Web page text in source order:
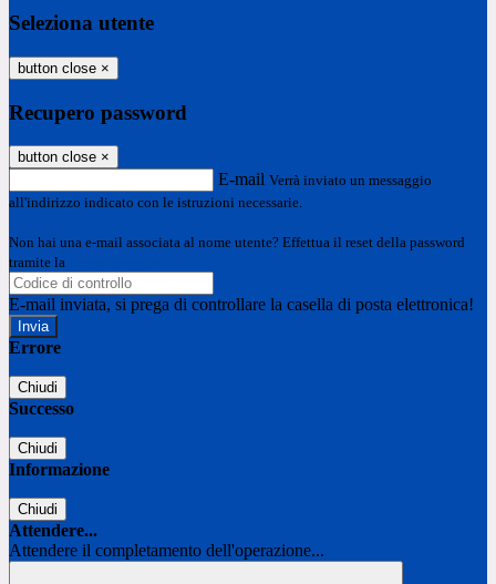
Seleziona utente
button close ×
Recupero password
button close ×
E-mail Verrà inviato un messaggio
all'indirizzo indicato con le istruzioni necessarie.
Non hai una e-mail associata al nome utente? Effettua il reset della password
tramite la
E-mail inviata, si prega di controllare la casella di posta elettronica!
Errore
Chiudi
Successo
Chiudi
Informazione
Chiudi
Attendere...
Attendere il completamento dell'operazione...